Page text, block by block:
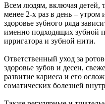
Всем людям, включая детей,
менее 2-х раз в день –
здоровье зубного ряда
именно подходящих зубной
ирригатора и зубной нити.
Ответственный уход за
здоровье зубов и десен,
развитие кариеса и его
соматических болезней